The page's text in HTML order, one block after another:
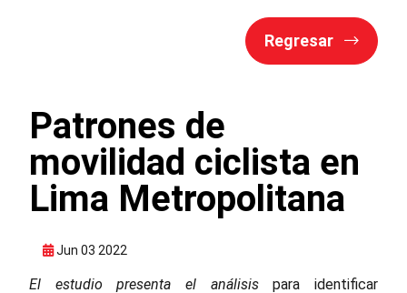
Regresar
Patrones de
movilidad ciclista en
Lima Metropolitana
Jun 03 2022
El estudio presenta el análisispara identificar